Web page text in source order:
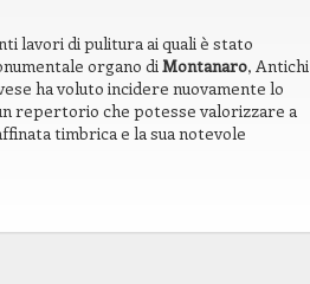
lavori di pulitura ai quali è stato
organo diMontanaro, Antichi
ha voluto incidere nuovamente lo
repertorio che potesse valorizzare a
timbrica e la sua notevole